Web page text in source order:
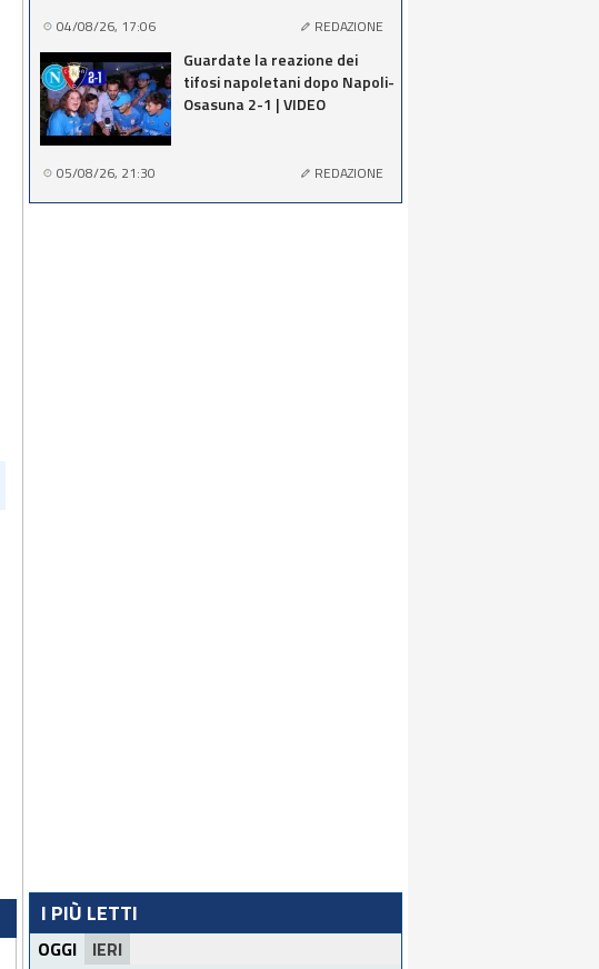
04/08/26, 17:06 REDAZIONE
Guardate la reazione dei
tifosi napoletani dopo Napoli-
Osasuna 2-1 | VIDEO
05/08/26, 21:30 REDAZIONE
I PIÙ LETTI
OGGI IERI